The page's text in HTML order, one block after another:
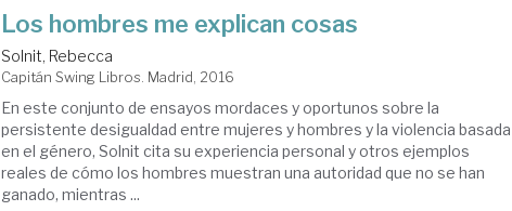
Los hombres me explican cosas
Solnit, Rebecca
Capitán Swing Libros. Madrid, 2016
En este conjunto de ensayos mordaces y oportunos sobre la
persistente desigualdad entre mujeres y hombres y la violencia basada
en el género, Solnit cita su experiencia personal y otros ejemplos
reales de cómo los hombres muestran una autoridad que no se han
ganado, mientras ...